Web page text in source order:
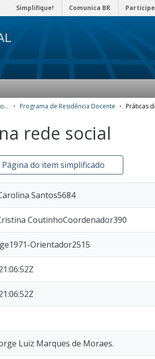
Simplifique! Comunica BR Participe
Trabalhos de conclusão de curso de Especialização Programa de Residência Docente
rede social
Página do item simplificado
Santos5684
CoutinhoCoordenador390
Orientador2515
Luiz Marques de Moraes.